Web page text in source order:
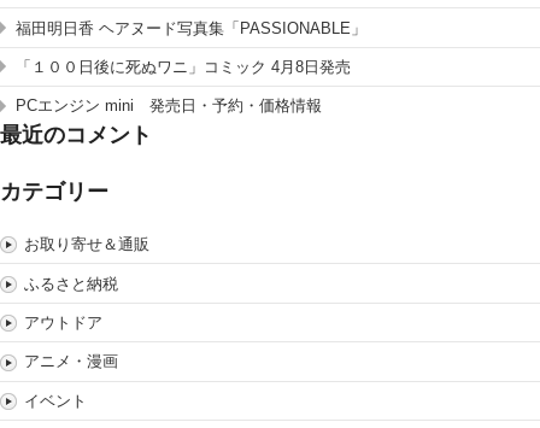
福田明日香 ヘアヌード写真集「PASSIONABLE」
「１００日後に死ぬワニ」コミック 4月8日発売
PCエンジン mini 発売日・予約・価格情報
最近のコメント
カテゴリー
お取り寄せ＆通販
ふるさと納税
アウトドア
アニメ・漫画
イベント